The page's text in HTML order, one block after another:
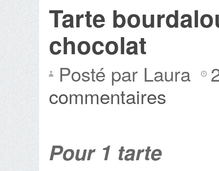
Tarte
chocolat
Posté par Laura
commentaires
Pour 1 tarte